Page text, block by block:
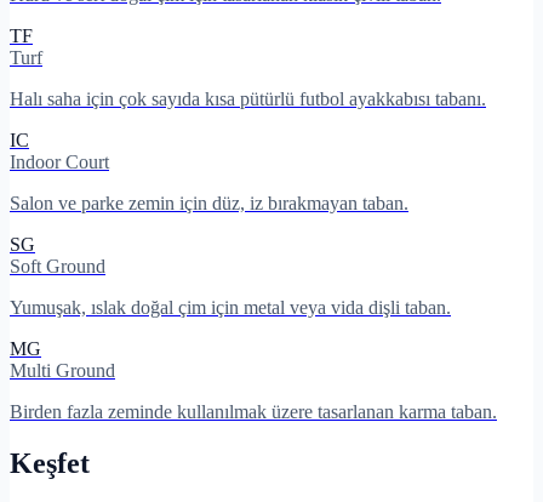
TF
Turf
Halı saha için çok sayıda kısa pütürlü futbol ayakkabısı tabanı.
IC
Indoor Court
Salon ve parke zemin için düz, iz bırakmayan taban.
SG
Soft Ground
Yumuşak, ıslak doğal çim için metal veya vida dişli taban.
MG
Multi Ground
Birden fazla zeminde kullanılmak üzere tasarlanan karma taban.
Keşfet